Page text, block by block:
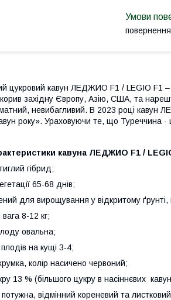
цукровий кавун ЛЕДЖИО F1 / LEGIO F1 –
західну Європу, Азію, США, та
невибагливий. В 2023 році кавун
року». Ураховуючи те, що Туреччина -
кавуна ЛЕДЖИО F1 /
гібрид;
65-68 днів;
вирощування у відкритому ґрунті,
8-12 кг;
овальна;
на кущі 3-4;
колір насичено червоний;
% (більшого цукру в насіннєвих
відмінний кореневий та листковий